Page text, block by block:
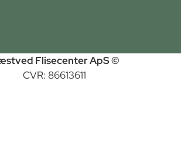
Flisecenter ApS ©
CVR: 86613611